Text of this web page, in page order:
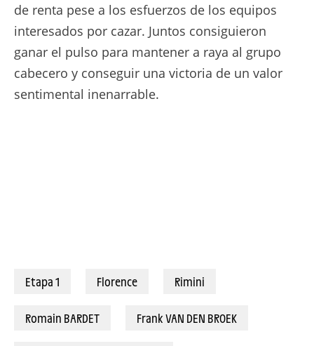
de renta pese a los esfuerzos de los equipos
interesados por cazar. Juntos consiguieron
ganar el pulso para mantener a raya al grupo
cabecero y conseguir una victoria de un valor
sentimental inenarrable.
Etapa 1 Florence Rimini
Romain BARDET Frank VAN DEN BROEK